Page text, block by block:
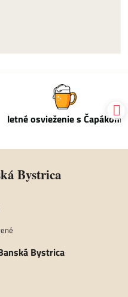
letné osvieženie s Čapákom
Bystrica
Bystrica